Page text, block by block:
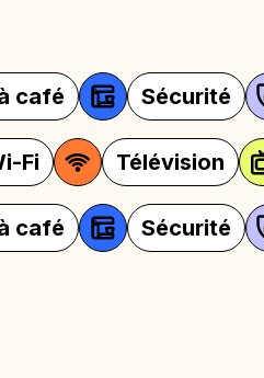
Micro-ondes
Wi-Fi
Micro-ondes